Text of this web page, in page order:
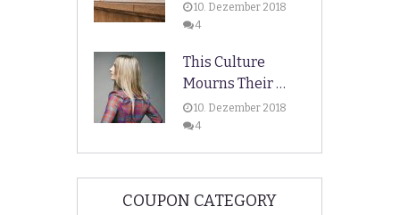
10. Dezember 2018
4
This Culture
Mourns Their …
10. Dezember 2018
4
COUPON CATEGORY